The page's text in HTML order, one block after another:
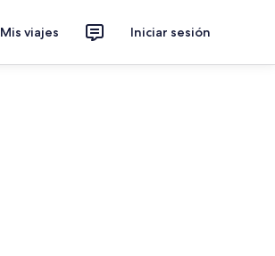
Mis viajes Iniciar sesión